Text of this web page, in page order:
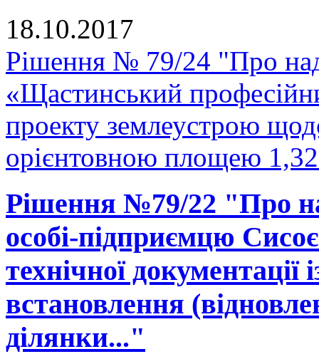
18.10.2017
Рішення № 79/24 "Про
«Щастинський
проекту землеустрою
орієнтовною площею
Рішення №79/22 "Про
особі-підприємцю
технічної
встановлення
ділянки..."